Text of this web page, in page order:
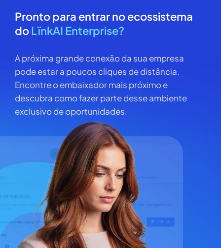
Pronto para entrar no ecossistema
doLïnkAI Enterprise?
A próxima grande conexão da sua empresa
pode estar a poucos cliques de distância.
Encontre o embaixador mais próximo e
descubra como fazer parte desse ambiente
exclusivo de oportunidades.